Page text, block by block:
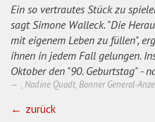
Ein so vertrautes Stück zu
sagt Simone Walleck. "Die
mit eigenem Leben zu füllen",
ihnen in jedem Fall gelungen.
Oktober den "90. Geburtstag" -
, Nadine Quadt, Bonner General-
zurück